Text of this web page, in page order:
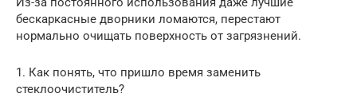
бескаркасные дворники ломаются, перестают
нормально очищать поверхность от загрязнений.
1. Как понять, что пришло время заменить
стеклоочиститель?